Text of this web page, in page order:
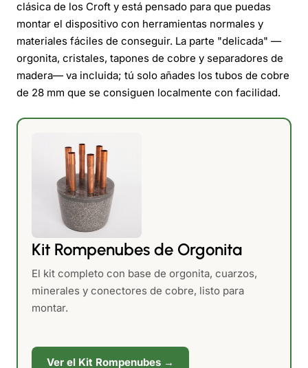
clásica de los Croft y está pensado para que puedas
montar el dispositivo con herramientas normales y
materiales fáciles de conseguir. La parte "delicada" —
orgonita, cristales, tapones de cobre y separadores de
madera— va incluida; tú solo añades los tubos de cobre
de 28 mm que se consiguen localmente con facilidad.
Kit Rompenubes de Orgonita
El kit completo con base de orgonita, cuarzos,
minerales y conectores de cobre, listo para
montar.
Ver el Kit Rompenubes →